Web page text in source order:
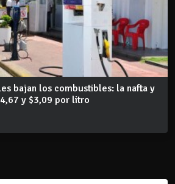
bajan los combustibles: la nafta y
y $3,09 por litro